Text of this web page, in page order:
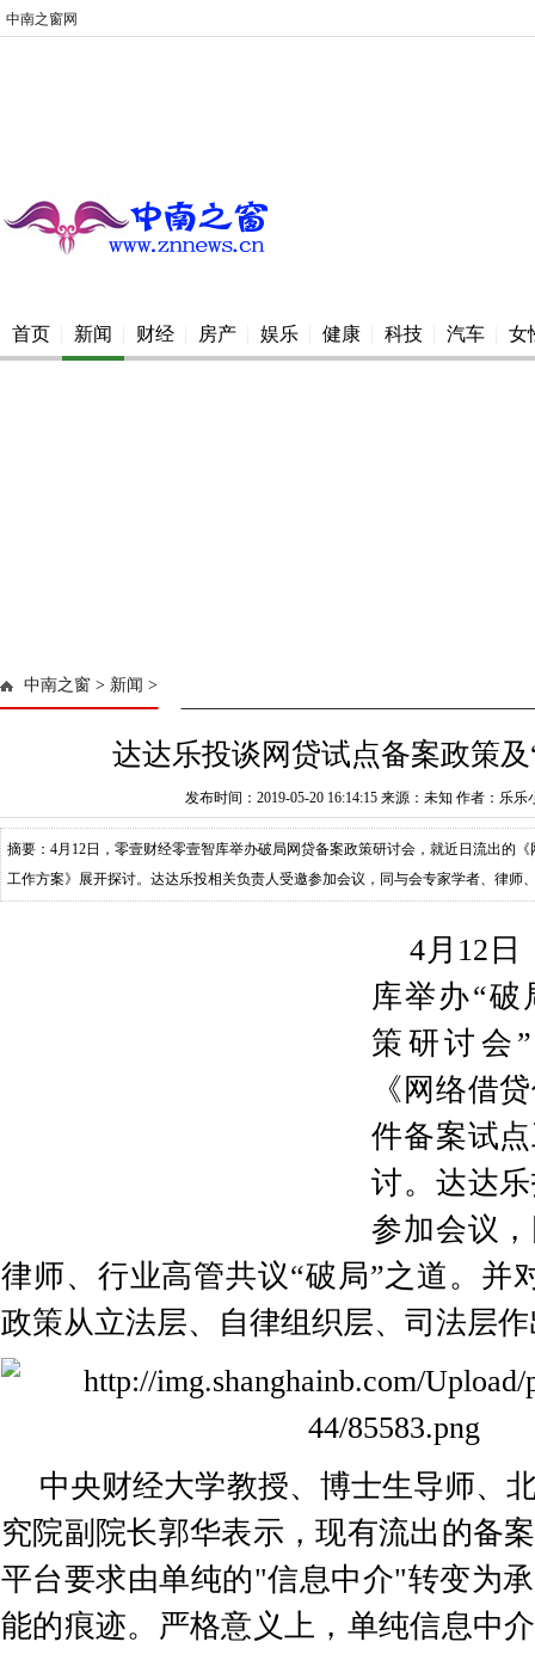
中南之窗网
首页 新闻 财经 房产 娱乐 健康 科技 汽车 女
中南之窗 > 新闻 >
达达乐投谈网贷试点备案政策及
发布时间：2019-05-20 16:14:15 来源：未知 作者：乐乐
摘要：4月12日，零壹财经零壹智库举办破局网贷备案政策研讨会，就近日流出的
工作方案》展开探讨。达达乐投相关负责人受邀参加会议，同与会专家学者、律师
4月12日
库举办“
策研讨会
《网络借
件备案试
讨。达达
参加会议
律师、行业高管共议“破局”之道。并
政策从立法层、自律组织层、司法层
中央财经大学教授、博士生导师、
究院副院长郭华表示，现有流出的备
平台要求由单纯的"信息中介"转变为
能的痕迹。严格意义上，单纯信息中